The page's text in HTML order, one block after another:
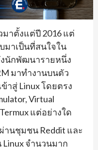
าตั้งแต่ปี 2016 แต่
บมาเป็นที่สนใจใน
นักพัฒนารายหนึ่ง
มาทำงานบนตัว
าสู่ Linux โดยตรง
Virtual
แต่อย่างใด
านชุมชน Reddit และ
จำนวนมาก